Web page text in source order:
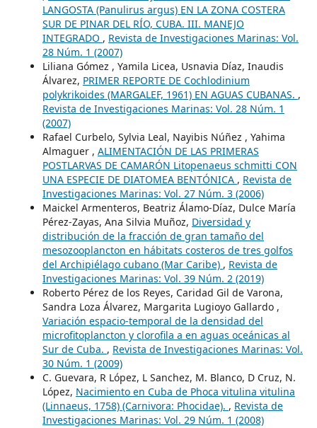
LANGOSTA (Panulirus argus) EN LA ZONA COSTERA
SUR DE PINAR DEL RÍO, CUBA. III. MANEJO
INTEGRADO , Revista de Investigaciones Marinas: Vol.
28 Núm. 1 (2007)
Liliana Gómez , Yamila Licea, Usnavia Díaz, Inaudis
Álvarez, PRIMER REPORTE DE Cochlodinium
polykrikoides (MARGALEF, 1961) EN AGUAS CUBANAS. ,
Revista de Investigaciones Marinas: Vol. 28 Núm. 1
(2007)
Rafael Curbelo, Sylvia Leal, Nayibis Núñez , Yahima
Almaguer , ALIMENTACIÓN DE LAS PRIMERAS
POSTLARVAS DE CAMARÓN Litopenaeus schmitti CON
UNA ESPECIE DE DIATOMEA BENTÓNICA , Revista de
Investigaciones Marinas: Vol. 27 Núm. 3 (2006)
Maickel Armenteros, Beatriz Álamo-Díaz, Dulce María
Pérez-Zayas, Ana Silvia Muñoz, Diversidad y
distribución de la fracción de gran tamaño del
mesozooplancton en hábitats costeros de tres golfos
del Archipiélago cubano (Mar Caribe) , Revista de
Investigaciones Marinas: Vol. 39 Núm. 2 (2019)
Roberto Pérez de los Reyes, Caridad Gil de Varona,
Sandra Loza Álvarez, Margarita Lugioyo Gallardo ,
Variación espacio-temporal de la densidad del
microfitoplancton y clorofila a en aguas oceánicas al
Sur de Cuba. , Revista de Investigaciones Marinas: Vol.
30 Núm. 1 (2009)
C. Guevara, R López, L Sanchez, M. Blanco, D Cruz, N.
López, Nacimiento en Cuba de Phoca vitulina vitulina
(Linnaeus, 1758) (Carnivora: Phocidae). , Revista de
Investigaciones Marinas: Vol. 29 Núm. 1 (2008)